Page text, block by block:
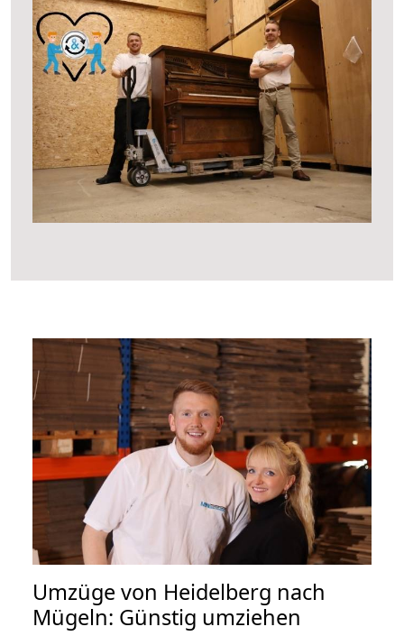
Umzüge von Heidelberg nach
Mügeln: Günstig umziehen